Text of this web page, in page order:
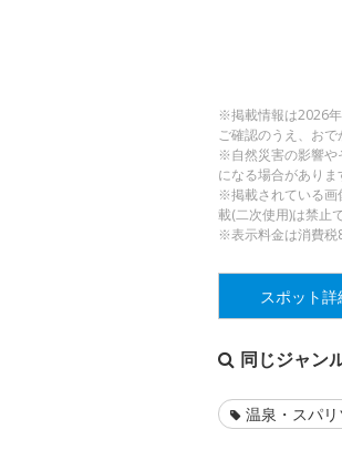
※掲載情報は2026
ご確認のうえ、おで
※自然災害の影響や
になる場合がありま
※掲載されている画
載(二次使用)は禁止で
※表示料金は消費税
スポット詳
同じジャン
温泉・スパリ